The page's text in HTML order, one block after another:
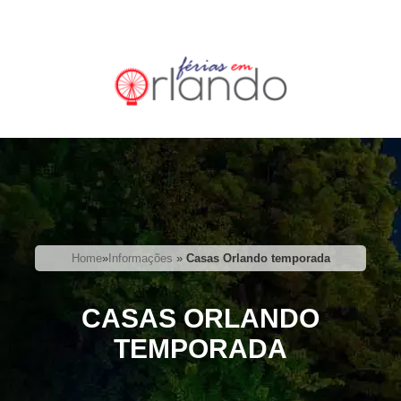
Home»Informações » Casas Orlando temporada
CASAS ORLANDO
TEMPORADA